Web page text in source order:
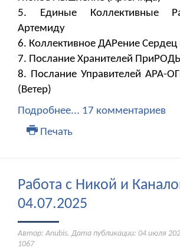
5. Единые Коллективные
Артемиду
6. Коллективное ДАРение
7. Послание Хранителей
8. Послание Управителей АРА-
(Ветер)
Подробнее... 17 комментариев
Печать
Работа с Никой и
04.07.2025
Автор: Anubis. Дата публикации: 04 июля
1067